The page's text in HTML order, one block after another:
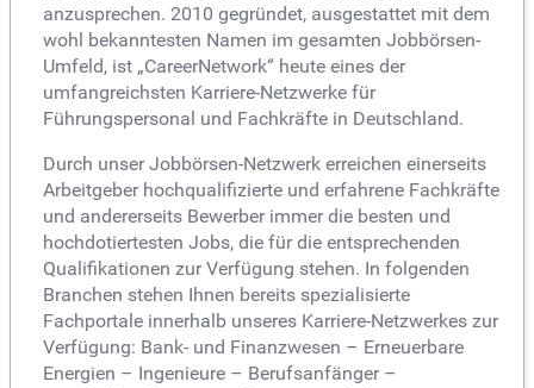
anzusprechen. 2010 gegründet, ausgestattet mit dem
wohl bekanntesten Namen im gesamten Jobbörsen-
Umfeld, ist „CareerNetwork“ heute eines der
umfangreichsten Karriere-Netzwerke für
Führungspersonal und Fachkräfte in Deutschland.
Durch unser Jobbörsen-Netzwerk erreichen einerseits
Arbeitgeber hochqualifizierte und erfahrene Fachkräfte
und andererseits Bewerber immer die besten und
hochdotiertesten Jobs, die für die entsprechenden
Qualifikationen zur Verfügung stehen. In folgenden
Branchen stehen Ihnen bereits spezialisierte
Fachportale innerhalb unseres Karriere-Netzwerkes zur
Verfügung: Bank- und Finanzwesen – Erneuerbare
Energien – Ingenieure – Berufsanfänger –